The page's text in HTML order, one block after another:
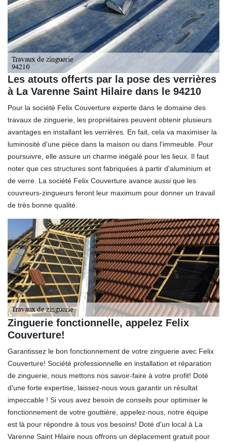
Les atouts offerts par la pose des verrières
à La Varenne Saint Hilaire dans le 94210
Pour la société Felix Couverture experte dans le domaine des
travaux de zinguerie, les propriétaires peuvent obtenir plusieurs
avantages en installant les verrières. En fait, cela va maximiser la
luminosité d'une pièce dans la maison ou dans l'immeuble. Pour
poursuivre, elle assure un charme inégalé pour les lieux. Il faut
noter que ces structures sont fabriquées à partir d'aluminium et
de verre. La société Felix Couverture avance aussi que les
couvreurs-zingueurs feront leur maximum pour donner un travail
de très bonne qualité.
Zinguerie fonctionnelle, appelez Felix
Couverture!
Garantissez le bon fonctionnement de votre zinguerie avec Felix
Couverture! Société professionnelle en installation et réparation
de zinguerie, nous mettons nos savoir-faire à votre profit! Doté
d'une forte expertise, laissez-nous vous garantir un résultat
impeccable ! Si vous avez besoin de conseils pour optimiser le
fonctionnement de votre gouttière, appelez-nous, notre équipe
est là pour répondre à tous vos besoins! Doté d'un local à La
Varenne Saint Hilaire nous offrons un déplacement gratuit pour